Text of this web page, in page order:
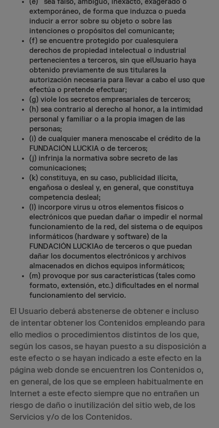
(e) sea falso, ambiguo, inexacto, exagerado o
extemporáneo, de forma que induzca o pueda
inducir a error sobre su objeto o sobre las
intenciones o propósitos del comunicante;
(f) se encuentre protegido por cualesquiera
derechos de propiedad intelectual o industrial
pertenecientes a terceros, sin que elUsuario haya
obtenido previamente de sus titulares la
autorización necesaria para llevar a cabo el uso que
efectúa o pretende efectuar;
(g) viole los secretos empresariales de terceros;
(h) sea contrario al derecho al honor, a la intimidad
personal y familiar o a la propia imagen de las
personas;
(i) de cualquier manera menoscabe el crédito de la
FUNDACIÓN LUCKIA o de terceros;
(j) infrinja la normativa sobre secreto de las
comunicaciones;
(k) constituya, en su caso, publicidad ilícita,
engañosa o desleal y, en general, que constituya
competencia desleal;
(l) incorpore virus u otros elementos físicos o
electrónicos que puedan dañar o impedir el normal
funcionamiento de la red, del sistema o de equipos
informáticos (hardware y software) de la
FUNDACIÓN LUCKIAo de terceros o que puedan
dañar los documentos electrónicos y archivos
almacenados en dichos equipos informáticos;
(m) provoque por sus características (tales como
formato, extensión, etc.) dificultades en el normal
funcionamiento del servicio.
El Usuario deberá abstenerse de obtener e incluso
de intentar obtener los Contenidos empleando para
ello medios o procedimientos distintos de los que,
según los casos, se hayan puesto a su disposición a
este efecto o se hayan indicado a este efecto en la
página web donde se encuentren los Contenidos o,
en general, de los que se empleen habitualmente en
Internet a este efecto siempre que no entrañen un
riesgo de daño o inutilización del sitio web, de los
Servicios y/o de los Contenidos.